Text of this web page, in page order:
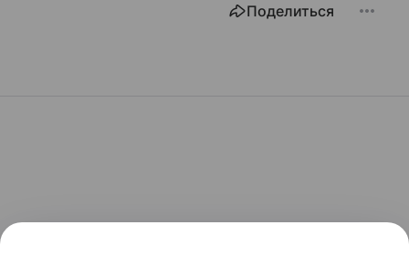
Поделиться